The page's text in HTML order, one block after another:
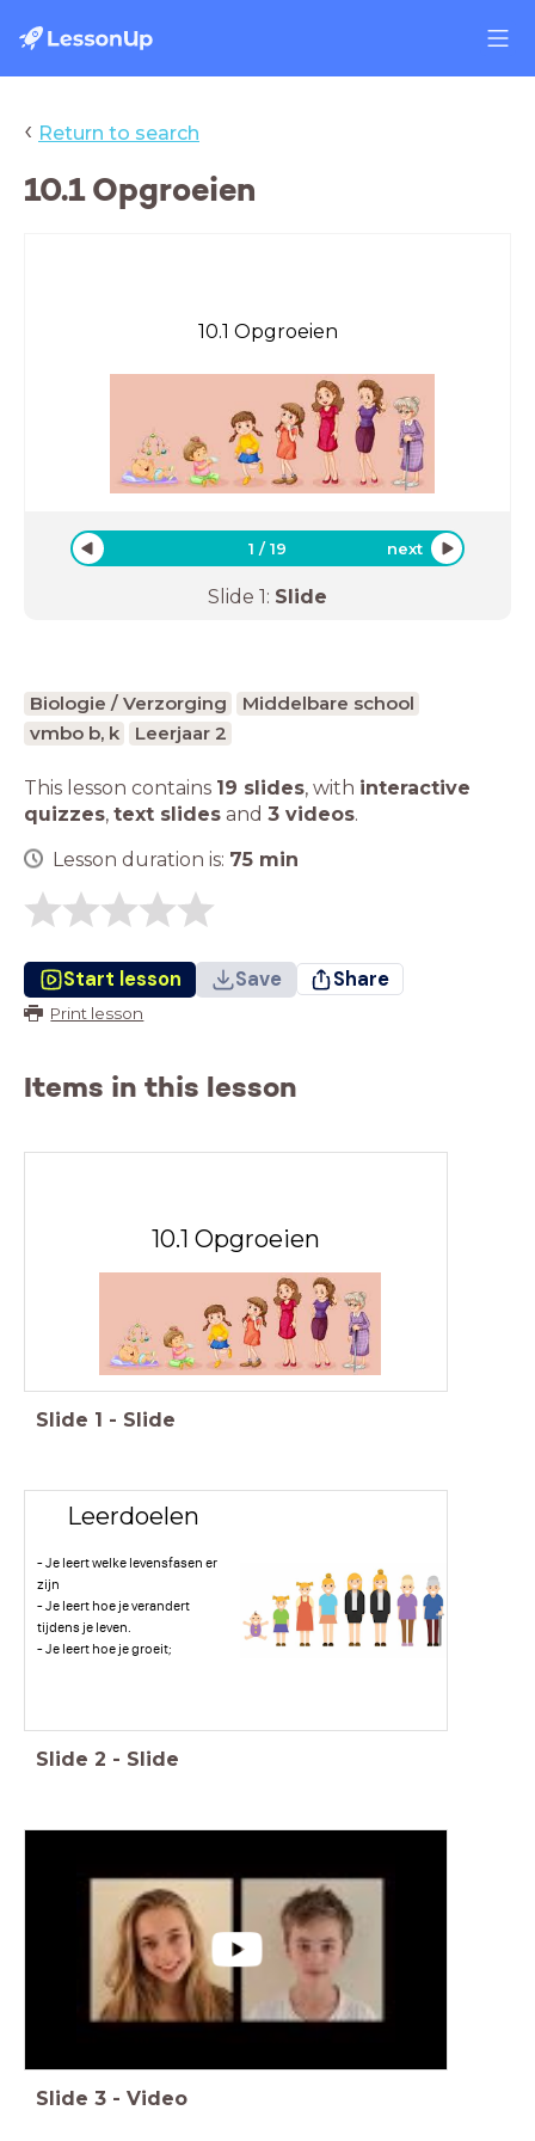
‹ Return to search
10.1 Opgroeien
10.1 Opgroeien
1 /19 next
Slide 1: Slide
Biologie / Verzorging
Middelbare school
vmbo b, k
Leerjaar 2
This lesson contains 19 slides, with interactive
quizzes, text slides and 3 videos.
Lesson duration is: 75 min
Start lesson Save Share
Print lesson
Items in this lesson
10.1 Opgroeien
Slide 1 - Slide
Leerdoelen
- Je leert welke levensfasen er
zijn
- Je leert hoe je verandert
tijdens je leven.
- Je leert hoe je groeit;
Slide 2 - Slide
Slide 3 - Video